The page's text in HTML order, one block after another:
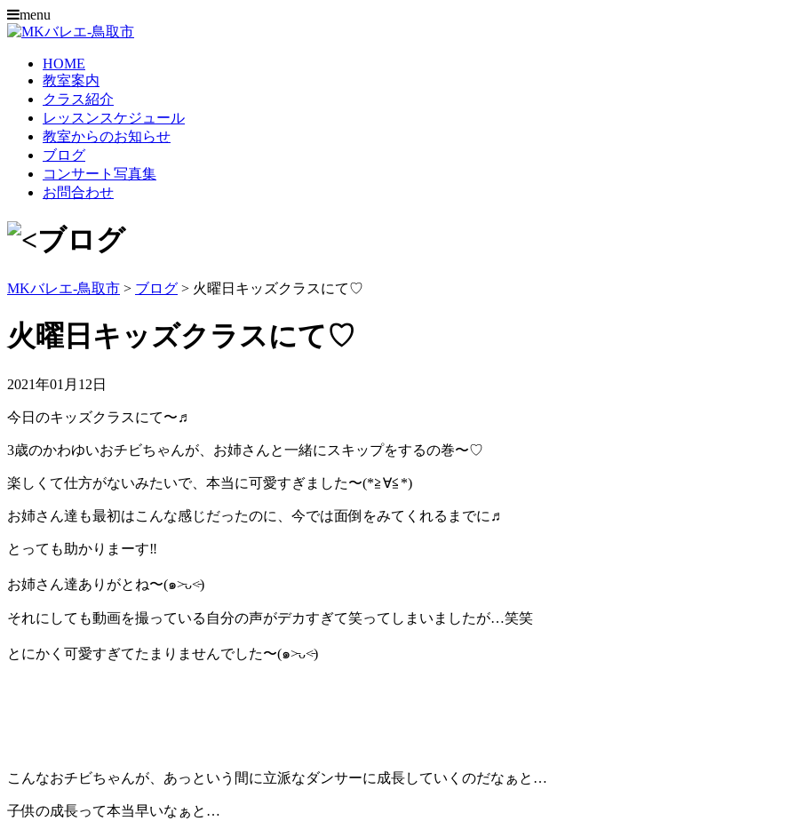
menu
HOME
教室案内
クラス紹介
レッスンスケジュール
教室からのお知らせ
ブログ
コンサート写真集
お問合わせ
MKバレエ-鳥取市 > ブログ > 火曜日キッズクラスにて♡
火曜日キッズクラスにて♡
2021年01月12日
今日のキッズクラスにて〜♬
3歳のかわゆいおチビちゃんが、お姉さんと一緒にスキップをするの巻〜♡
楽しくて仕方がないみたいで、本当に可愛すぎました〜(*≧∀≦*)
お姉さん達も最初はこんな感じだったのに、今では面倒をみてくれるまでに♬
とっても助かりまーす‼︎
お姉さん達ありがとね〜(๑˃̵ᴗ˂̵)
それにしても動画を撮っている自分の声がデカすぎて笑ってしまいましたが…笑笑
とにかく可愛すぎてたまりませんでした〜(๑˃̵ᴗ˂̵)
こんなおチビちゃんが、あっという間に立派なダンサーに成長していくのだなぁと…
子供の成長って本当早いなぁと…